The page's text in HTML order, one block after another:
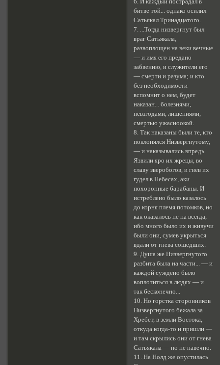
6. И каждый пострадал в
битве той... однако осилил
Сатьякал Тринадцатого.
7. ...Тогда низвергнут был
враг Сатьякала,
развоплощен на веки вечные
— и имя его предано
забвению, и служители его
— смерти и разума; и кто
без необходимости
вспомнит о нем, будет
наказан... болезнями,
невзгодами, лишениями,
смертью ужасноокой.
8. Так наказаны были те, кто
поклонялся Низвергнутому,
— и наказывались впредь.
Язвили яро их жрецы, во
славу зверобогов, и гнев их
гудел в Небесах, аки
похоронные барабаны. И
истреблено было казалось
до корня племя потомков, но
как оказалось не на всегда,
ибо много было их и живучи
были они, сумев укрыться
вдали от гнева сошедших.
9. Душа же Низвергнутого
разбита была на части... — и
каждой суждено было
воплотиться в людях — и
так бесконечно...
10. Но горстка сторонников
Низвергнутого бежала за
Хребет, в земли Востока,
откуда когда-то и пришли —
и там скрылись они от гнева
Сатьякала — но не навечно.
11. На Нолд же опустилась